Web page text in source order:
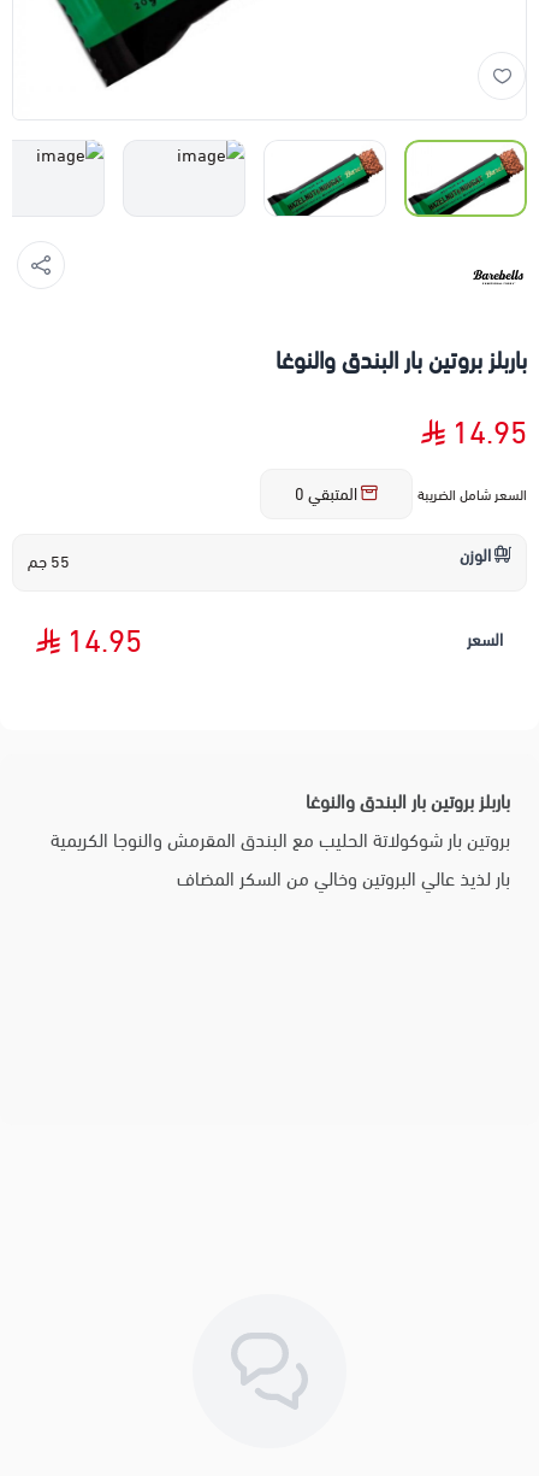
باربلز بروتين بار البندق والنوغا
14.95
السعر شامل الضريبة المتبقي0
الوزن 55 جم
السعر 14.95
باربلز بروتين بار البندق والنوغا
بروتين بار شوكولاتة الحليب مع البندق المقرمش والنوجا الكريمية
بار لذيذ عالي البروتين وخالي من السكر المضاف